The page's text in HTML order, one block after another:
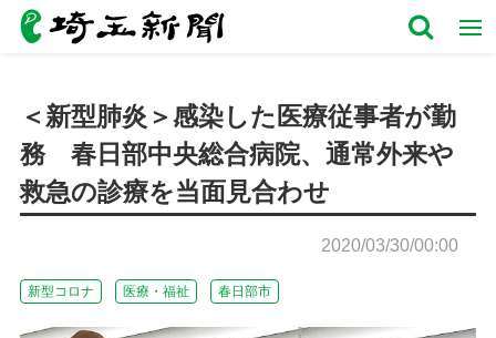
＜新型肺炎＞感染した医療従事者が勤
務 春日部中央総合病院、通常外来や
救急の診療を当面見合わせ
2020/03/30/00:00
新型コロナ 医療・福祉 春日部市